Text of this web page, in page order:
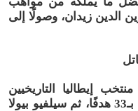
الدين زيدان، وصولًا إلى
إيطاليا التاريخيين
برصيد 35 هدفًا، يليه جوزيبي مياتزا بـ33 هدفًا، ثم سيلفيو بيولا